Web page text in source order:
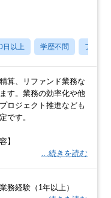
日以上 学歴不問 フレッ
算、リファンド業務な
す。業務の効率化や他
ロジェクト推進なども
です。
】
…続きを読む
務経験（1年以上）